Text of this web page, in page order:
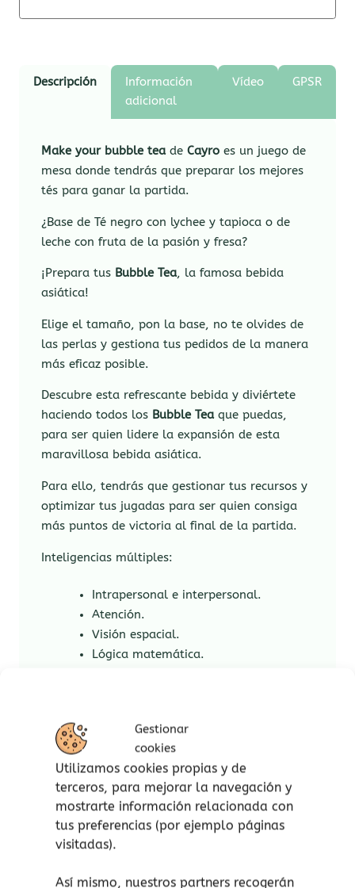
Gestionar
cookies
Utilizamos cookies propias y de
terceros, para mejorar la navegación y
mostrarte información relacionada con
tus preferencias (por ejemplo páginas
visitadas).
Así mismo, nuestros partners recogerán
Descripción
Información
adicional
Vídeo GPSR
Make your bubble teadeCayro es un juego de
mesa donde tendrás que preparar los mejores
tés para ganar la partida.
¿Base de Té negro con lychee y tapioca o de
leche con fruta de la pasión y fresa?
¡Prepara tus Bubble Tea, la famosa bebida
asiática!
Elige el tamaño, pon la base, no te olvides de
las perlas y gestiona tus pedidos de la manera
más eficaz posible.
Descubre esta refrescante bebida y diviértete
haciendo todos los Bubble Teaque puedas,
para ser quien lidere la expansión de esta
maravillosa bebida asiática.
Para ello, tendrás que gestionar tus recursos y
optimizar tus jugadas para ser quien consiga
más puntos de victoria al final de la partida.
Inteligencias múltiples:
Intrapersonal e interpersonal.
Atención.
Visión espacial.
Lógica matemática.
A partir de 8 años.
Nº de jugadores: de 2 a 4 jugadores.
Duración de la partida: 30 minutos
aproximadamente.
Contenido:
pedido).